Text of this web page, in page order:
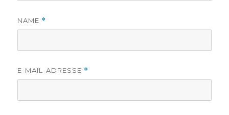
NAME *
E-MAIL-ADRESSE *